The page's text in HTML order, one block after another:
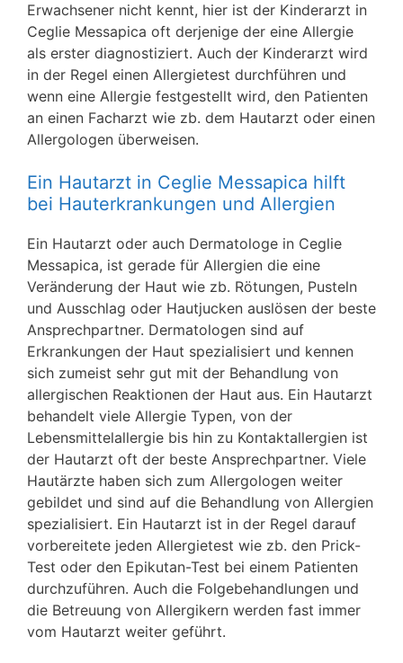
Erwachsener nicht kennt, hier ist der Kinderarzt in
Ceglie Messapica oft derjenige der eine Allergie
als erster diagnostiziert. Auch der Kinderarzt wird
in der Regel einen Allergietest durchführen und
wenn eine Allergie festgestellt wird, den Patienten
an einen Facharzt wie zb. dem Hautarzt oder einen
Allergologen überweisen.
Ein Hautarzt in Ceglie Messapica hilft
bei Hauterkrankungen und Allergien
Ein Hautarzt oder auch Dermatologe in Ceglie
Messapica, ist gerade für Allergien die eine
Veränderung der Haut wie zb. Rötungen, Pusteln
und Ausschlag oder Hautjucken auslösen der beste
Ansprechpartner. Dermatologen sind auf
Erkrankungen der Haut spezialisiert und kennen
sich zumeist sehr gut mit der Behandlung von
allergischen Reaktionen der Haut aus. Ein Hautarzt
behandelt viele Allergie Typen, von der
Lebensmittelallergie bis hin zu Kontaktallergien ist
der Hautarzt oft der beste Ansprechpartner. Viele
Hautärzte haben sich zum Allergologen weiter
gebildet und sind auf die Behandlung von Allergien
spezialisiert. Ein Hautarzt ist in der Regel darauf
vorbereitete jeden Allergietest wie zb. den Prick-
Test oder den Epikutan-Test bei einem Patienten
durchzuführen. Auch die Folgebehandlungen und
die Betreuung von Allergikern werden fast immer
vom Hautarzt weiter geführt.